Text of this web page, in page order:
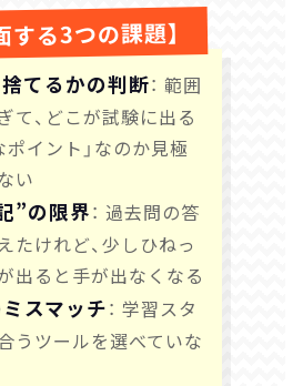
する3つの課題】
てるかの判断： 範囲
て、どこが試験に出る
ポイント」なのか見極
い
”の限界： 過去問の答
たけれど、少しひねっ
出ると手が出なくなる
スマッチ： 学習スタ
うツールを選べていな